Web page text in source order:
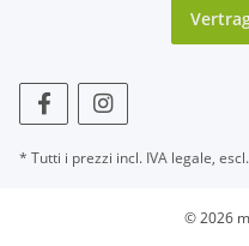
* Tutti i prezzi incl. IVA legale, escl.
© 2026